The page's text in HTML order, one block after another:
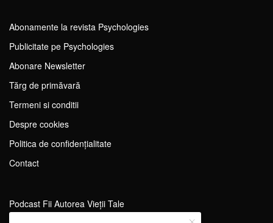
Abonamente la revista Psychologies
Publicitate pe Psychologies
Abonare Newsletter
Tărg de primăvară
Termeni si conditii
Despre cookies
Politica de confidențialitate
Contact
Podcast Fii Autorea Vieții Tale